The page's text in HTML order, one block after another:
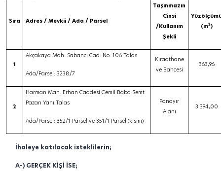
Sıra Adres / Mevkii / Ada / Parsel
Taşınmazın
Cinsi
/Kullanım
Şekli
(m2)
1
Akçakaya Mah. Sabancı Cad. No: 106 Talas
Kıraathane
ve Bahçesi
363,96
Ada/Parsel: 3238/7
2
Harman Mah. Erhan Caddesi Cemil Baba Semt
Pazarı Yanı Talas
Panayır
Alanı
3.394,00
Ada/Parsel: 352/1 Parsel ve 351/1 Parsel (kısmi)
İhaleye katılacak isteklilerin;
A-) GERÇEK KİŞİ İSE;